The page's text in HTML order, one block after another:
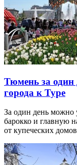
Тюмень за один
города к Туре
За один день можно
барокко и главную
от купеческих